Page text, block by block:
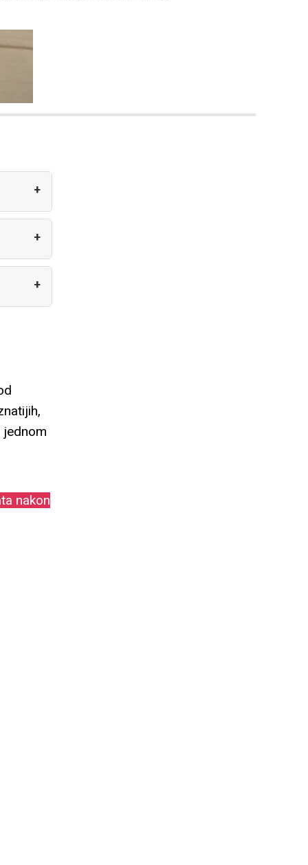
dalje,bravo svaka cast!!!
mi znatno manje opada, a osećam se i odmornije
koprive.
nisam bila prehlađena. Jedino što je mnogo gust, pa se
dana naručujem ponovo, hvala i pozdrav!
manje umora, raspoloženje bolje a nisam pojela ni
nakon